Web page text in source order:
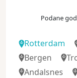
Podane
Rotterdam
Bergen
Andalsnes